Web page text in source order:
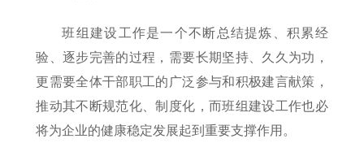
班组建设工作是一个不断总结提炼、积累经
验、逐步完善的过程，需要长期坚持、久久为功，
更需要全体干部职工的广泛参与和积极建言献策，
推动其不断规范化、制度化，而班组建设工作也必
将为企业的健康稳定发展起到重要支撑作用。